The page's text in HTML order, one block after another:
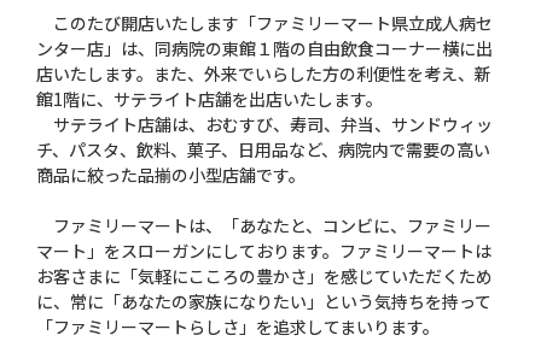
このたび開店いたします「ファミリーマート県立成人病セ
ンター店」は、同病院の東館１階の自由飲食コーナー横に出
店いたします。また、外来でいらした方の利便性を考え、新
館1階に、サテライト店舗を出店いたします。
サテライト店舗は、おむすび、寿司、弁当、サンドウィッ
チ、パスタ、飲料、菓子、日用品など、病院内で需要の高い
商品に絞った品揃の小型店舗です。
ファミリーマートは、「あなたと、コンビに、ファミリー
マート」をスローガンにしております。ファミリーマートは
お客さまに「気軽にこころの豊かさ」を感じていただくため
に、常に「あなたの家族になりたい」という気持ちを持って
「ファミリーマートらしさ」を追求してまいります。